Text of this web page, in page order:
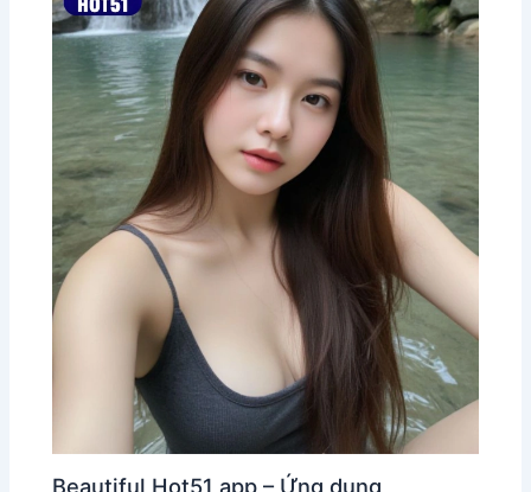
Beautiful Hot51 app – Ứng dụng